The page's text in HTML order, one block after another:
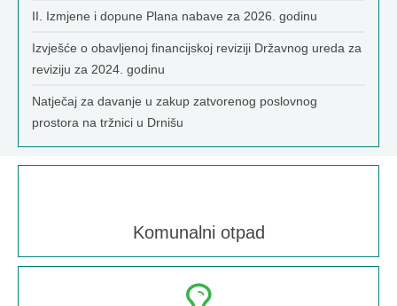
II. Izmjene i dopune Plana nabave za 2026. godinu
Izvješće o obavljenoj financijskoj reviziji Državnog ureda za
reviziju za 2024. godinu
Natječaj za davanje u zakup zatvorenog poslovnog
prostora na tržnici u Drnišu
Komunalni otpad